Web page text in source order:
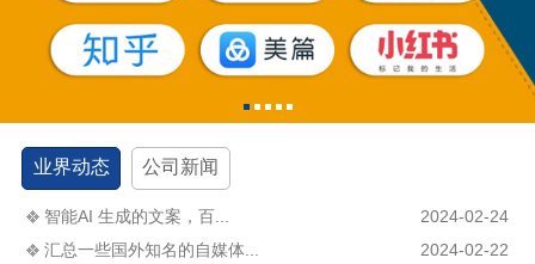
12345
业界动态 公司新闻
智能AI 生成的文案，百...
2024-02-24
汇总一些国外知名的自媒体...
2024-02-22